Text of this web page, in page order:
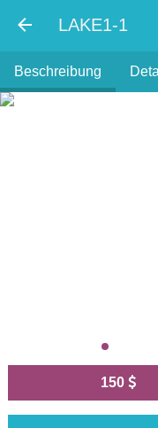
LAKE1-1
Beschreibung
150